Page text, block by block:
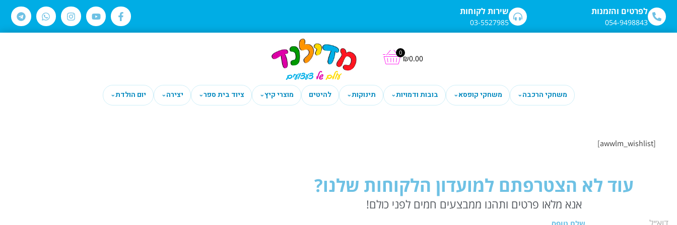
לתוכן שירות לקוחות
03-5527985
לפרטים והזמנות
054-9498843
₪0.00
0
משחקי הרכבה⌄ משחקי קופסא⌄ בובות ודמויות⌄ תינוקות⌄ להיטים מוצרי קיץ⌄ ציוד בית ספר⌄ יצירה⌄ יום הולדת⌄
[awwlm_wishlist]
עוד לא הצטרפתם למועדון הלקוחות שלנו?
אנא מלאו פרטים ותהנו ממבצעים חמים לפני כולם!